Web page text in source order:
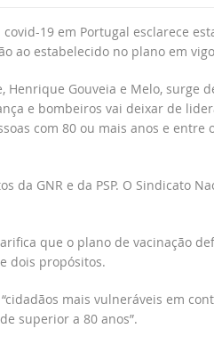
19 em Portugal esclarece
ao estabelecido no plano em
Gouveia e Melo, surge
e bombeiros vai deixar de
com 80 ou mais anos e entre
da GNR e da PSP. O Sindicato
que o plano de vacinação
dois propósitos.
mais vulneráveis em
superior a 80 anos”.